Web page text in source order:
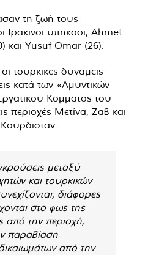
τη ζωή τους
Ιρακινοί υπήκοοι, Ahmet
και Yusuf Omar (26).
τουρκικές δυνάμεις
κατά των «Αμυντικών
Κόμματος του
περιοχές Μετίνα, Ζαβ και
μεταξύ
και τουρκικών
διάφορες
στο φως της
από την περιοχή,
παραβίαση
από την